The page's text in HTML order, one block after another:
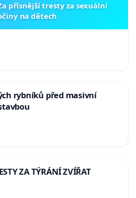
přísnější tresty za sexuální
na dětech
rybníků před masivní
ZA TÝRÁNÍ ZVÍŘAT